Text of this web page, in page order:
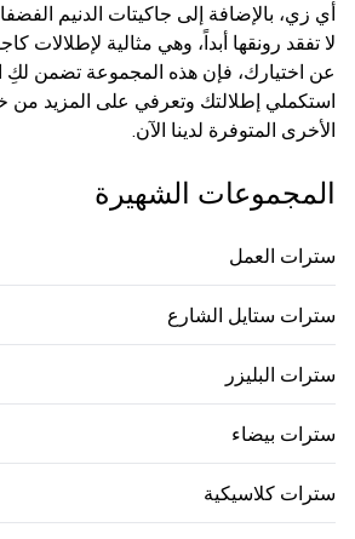
أي زي، بالإضافة إلى جاكيتات الدنيم
لا تفقد رونقها أبداً، وهي مثالية لإطلالات
عن اختيارك، فإن هذه المجموعة تضمن لكِ
استكملي إطلالتك وتعرفي على المزيد من
الأخرى المتوفرة لدينا الآن.
المجموعات الشهيرة
سترات العمل
سترات ستايل الشارع
سترات البليزر
سترات بيضاء
سترات كلاسيكية